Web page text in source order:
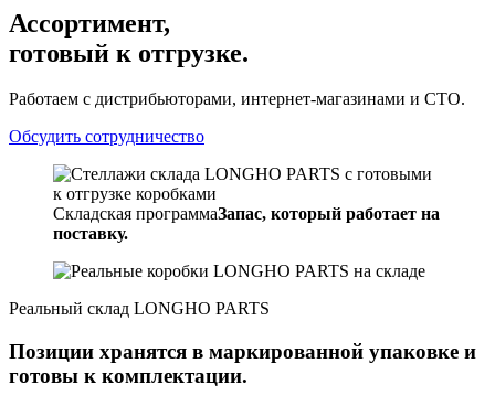
Ассортимент,
готовый к отгрузке.
Работаем с дистрибьюторами, интернет-магазинами и СТО.
Обсудить сотрудничество
Складская программаЗапас, который работает на
поставку.
Реальный склад LONGHO PARTS
Позиции хранятся в маркированной упаковке и
готовы к комплектации.